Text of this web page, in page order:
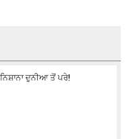
ਨਿਸ਼ਾਨਾ ਦੁਨੀਆ ਤੋਂ ਪਰੇ!